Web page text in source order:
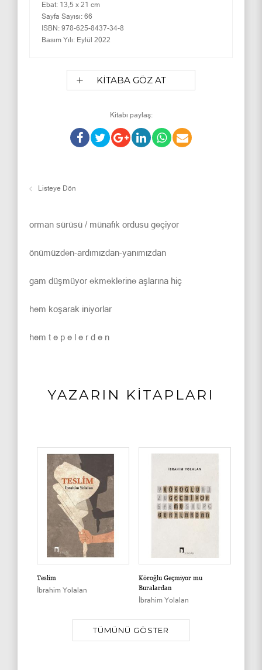
Ebat: 13,5 x 21 cm
Sayfa Sayısı: 66
ISBN: 978-625-8437-34-8
Basım Yılı: Eylül 2022
KİTABA GÖZ AT
Kitabı paylaş:
Listeye Dön
orman sürüsü / münafık ordusu geçiyor
önümüzden-ardımızdan-yanımızdan
gam düşmüyor ekmeklerine aşlarına hiç
hem koşarak iniyorlar
hem t e p e l e r d e n
YAZARIN KİTAPLARI
Teslim
İbrahim Yolalan
Köroğlu Geçmiyor mu
Buralardan
İbrahim Yolalan
TÜMÜNÜ GÖSTER